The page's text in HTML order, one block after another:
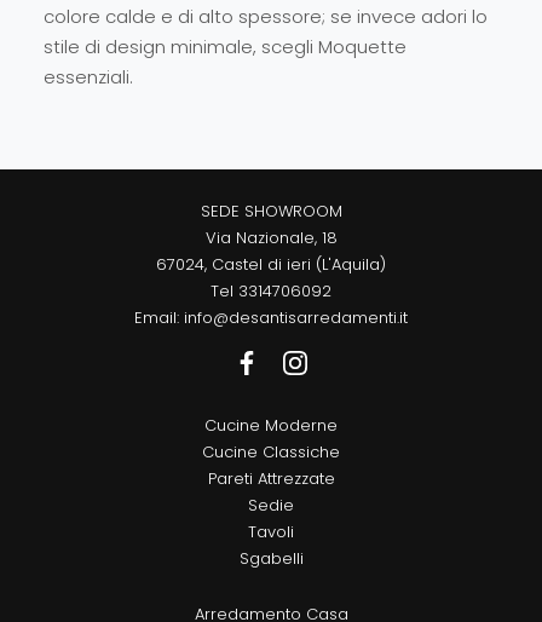
colore calde e di alto spessore; se invece adori lo
stile di design minimale, scegli Moquette
essenziali.
SEDE SHOWROOM
Via Nazionale, 18
67024, Castel di ieri (L'Aquila)
Tel 3314706092
Email: info@desantisarredamenti.it
Cucine Moderne
Cucine Classiche
Pareti Attrezzate
Sedie
Tavoli
Sgabelli
Arredamento Casa